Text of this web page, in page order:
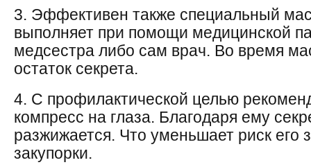
3. Эффективен также специальный
выполняет при помощи медицинской
медсестра либо сам врач. Во время
остаток секрета.
4. С профилактической целью
компресс на глаза. Благодаря ему
разжижается. Что уменьшает риск его
закупорки.